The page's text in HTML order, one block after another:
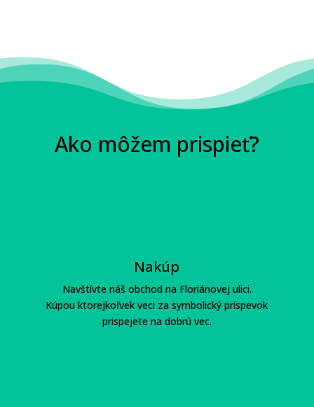
Ako môžem prispieť?
Nakúp
Navštívte náš obchod na Floriánovej ulici.
Kúpou ktorejkoľvek veci za symbolický príspevok
prispejete na dobrú vec.